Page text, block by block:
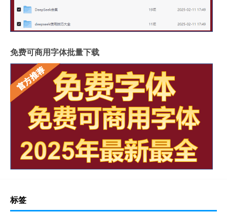
免费可商用字体批量下载
标签